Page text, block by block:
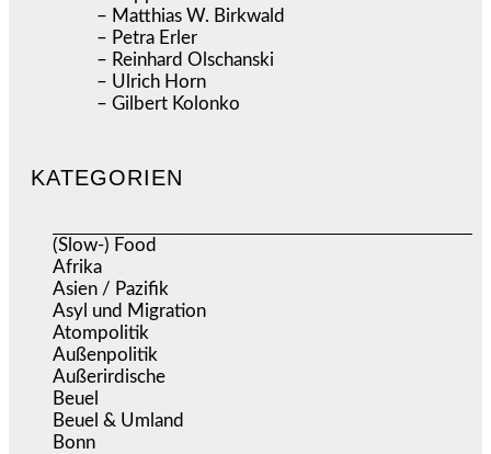
– Matthias W. Birkwald
– Petra Erler
– Reinhard Olschanski
– Ulrich Horn
– Gilbert Kolonko
KATEGORIEN
(Slow-) Food
Afrika
Asien / Pazifik
Asyl und Migration
Atompolitik
Außenpolitik
Außerirdische
Beuel
Beuel & Umland
Bonn